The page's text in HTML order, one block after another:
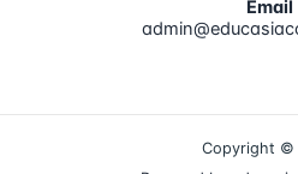
Email
Copyright ©